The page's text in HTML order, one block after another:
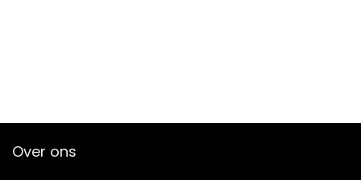
Over ons